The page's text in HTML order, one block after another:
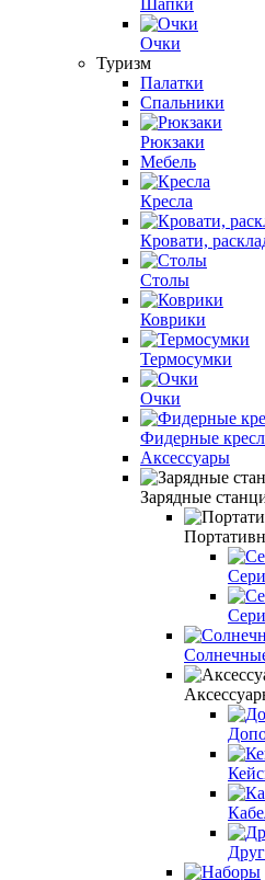
Очки
Туризм
Палатки
Спальники
Рюкзаки
Мебель
Кресла
Кровати,
Столы
Коврики
Термосумки
Очки
Фидерные
Аксессуары
Зарядные